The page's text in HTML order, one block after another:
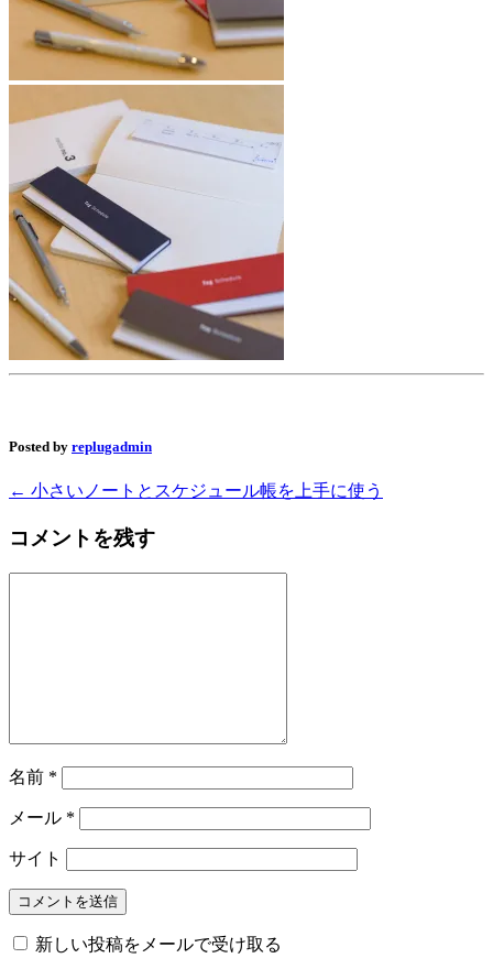
Posted by replugadmin
← 小さいノートとスケジュール帳を上手に使う
コメントを残す
名前 *
メール *
サイト
新しい投稿をメールで受け取る